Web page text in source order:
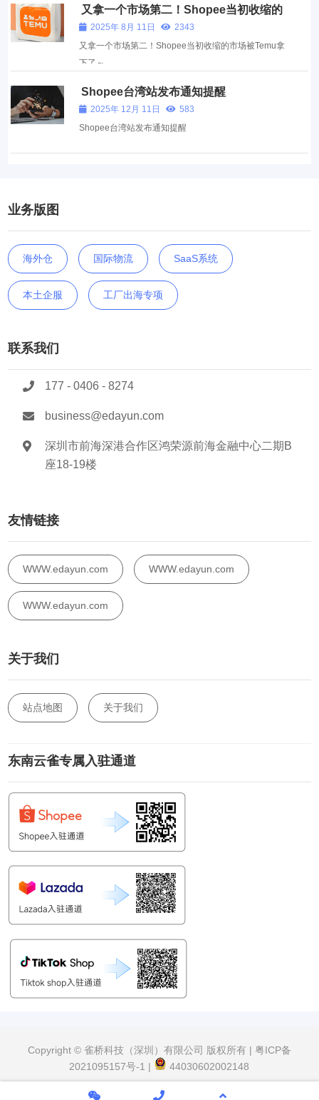
又拿一个市场第二！Shopee当初收缩的
市场被Temu拿下了～
2025年 8月 11日
2343
又拿一个市场第二！Shopee当初收缩的市场被Temu拿
下了～
Shopee台湾站发布通知提醒
2025年 12月 11日
583
Shopee台湾站发布通知提醒
业务版图
海外仓 国际物流 SaaS系统
本土企服 工厂出海专项
联系我们
177 - 0406 - 8274
business@edayun.com
深圳市前海深港合作区鸿荣源前海金融中心二期B
座18-19楼
友情链接
WWW.edayun.com WWW.edayun.com
WWW.edayun.com
关于我们
站点地图 关于我们
东南云雀专属入驻通道
Copyright © 雀桥科技（深圳）有限公司 版权所有 | 粤ICP备
2021095157号-1 | 44030602002148